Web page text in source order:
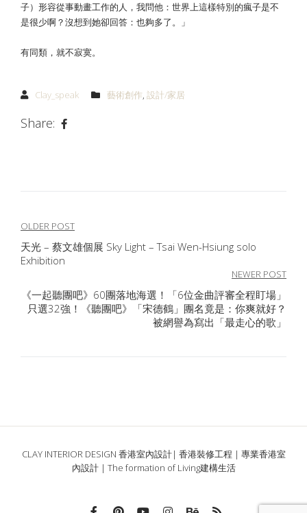
子）形容從事動畫工作的人，我問他：世界上這樣特別的瘋子是不
是很少啊？沒想到她卻回答：也夠多了。」
有同類，就不寂寞。
Clay_speak 藝術創作, 設計/家居
Share:
文
章
覽
OLDER POST
天光 – 蔡文雄個展 Sky Light – Tsai Wen-Hsiung solo
Exhibition
NEWER POST
《一起聽團吧》60團落地海選！「6位金曲評審全程盯場」
只選32強！《聽團吧》「宋德鶴」團名竟是：你爽就好？
被網譽為寫出「最走心的歌」
CLAY INTERIOR DESIGN 香港室內設計| 香港裝修工程 | 專業香港室
內設計 | The formation of Living建構生活